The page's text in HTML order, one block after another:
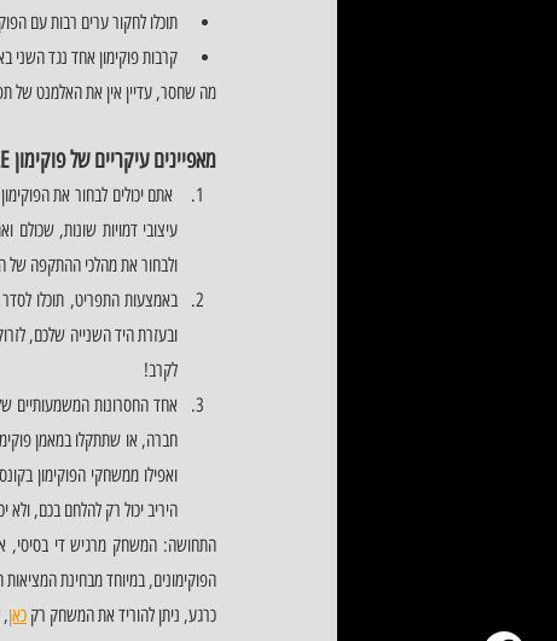
תוכלו לחקור ערים רבות עם
קרבות פוקימון אחד נגד השני
מה שחסר, עדיין אין את האלמנט של
מאפיינים עיקריים של פוקימון VR BATTLE במציאות מדומה!
ולבחור את מהלכי ההתקפה של
לקרב!
היריב יכול רק להלחם בכם, ולא
הפוקימונים, במיוחד מבחינת
כרגע, ניתן להוריד את המשחק רק כאן,